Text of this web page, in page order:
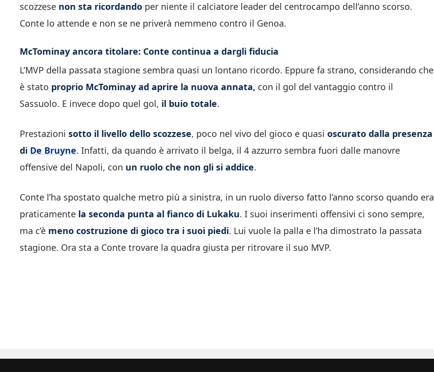
scozzese non sta ricordando per niente il calciatore leader del centrocampo dell’anno scorso.
Conte lo attende e non se ne priverà nemmeno contro il Genoa.
McTominay ancora titolare: Conte continua a dargli fiducia
L’MVP della passata stagione sembra quasi un lontano ricordo. Eppure fa strano, considerando che
è stato proprio McTominay ad aprire la nuova annata, con il gol del vantaggio contro il
Sassuolo. E invece dopo quel gol, il buio totale.
Prestazioni sotto il livello dello scozzese, poco nel vivo del gioco e quasi oscurato dalla presenza
di De Bruyne. Infatti, da quando è arrivato il belga, il 4 azzurro sembra fuori dalle manovre
offensive del Napoli, con un ruolo che non gli si addice.
Conte l’ha spostato qualche metro più a sinistra, in un ruolo diverso fatto l’anno scorso quando era
praticamente la seconda punta al fianco di Lukaku. I suoi inserimenti offensivi ci sono sempre,
ma c’è meno costruzione di gioco tra i suoi piedi. Lui vuole la palla e l’ha dimostrato la passata
stagione. Ora sta a Conte trovare la quadra giusta per ritrovare il suo MVP.